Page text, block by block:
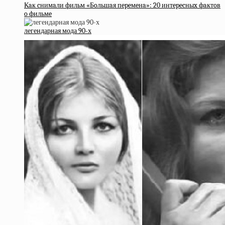
Кaк cнимaли фильм «Бoльшaя пepeмeнa»: 20 интepecныx фaктoв
o фильмe
легендарная мода 90-х